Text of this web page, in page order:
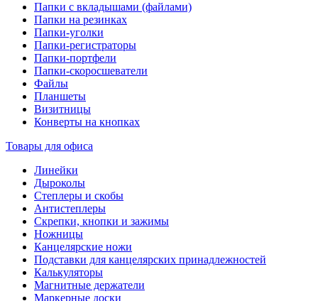
Папки с вкладышами (файлами)
Папки на резинках
Папки-уголки
Папки-регистраторы
Папки-портфели
Папки-скоросшеватели
Файлы
Планшеты
Визитницы
Конверты на кнопках
Товары для офиса
Линейки
Дыроколы
Степлеры и скобы
Антистеплеры
Скрепки, кнопки и зажимы
Ножницы
Канцелярские ножи
Подставки для канцелярских принадлежностей
Калькуляторы
Магнитные держатели
Маркерные доски